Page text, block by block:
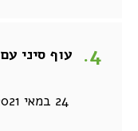
עוף סיני
24 במאי 2021